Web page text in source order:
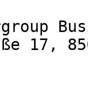
17,